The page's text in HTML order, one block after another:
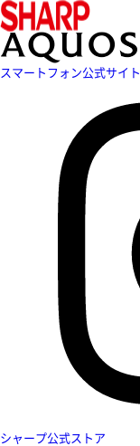
スマートフォン公式サイト
シャープ公式ストア